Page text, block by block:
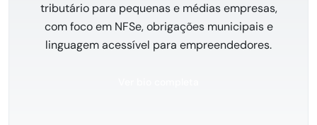
tributário para pequenas e médias empresas,
com foco em NFSe, obrigações municipais e
linguagem acessível para empreendedores.